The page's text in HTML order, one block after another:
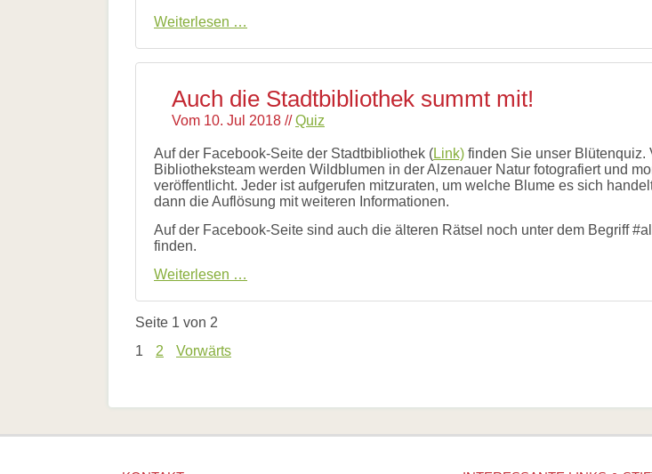
Weiterlesen …
2.
Auch die Stadtbibliothek summt mit!
Vom 10. Jul 2018 //Quiz
Auf der Facebook-Seite der Stadtbibliothek (Link) finden Sie unser Blütenquiz.
Bibliotheksteam werden Wildblumen in der Alzenauer Natur fotografiert und
veröffentlicht. Jeder ist aufgerufen mitzuraten, um welche Blume es sich
dann die Auflösung mit weiteren Informationen.
Auf der Facebook-Seite sind auch die älteren Rätsel noch unter dem Begriff
finden.
Weiterlesen …
Stadtbibliothek
Seite 1 von 2
1
2 Vorwärts